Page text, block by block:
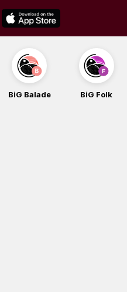
BiG Balade BiG Folk